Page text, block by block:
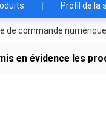
Profil de la
de commande
en évidence les